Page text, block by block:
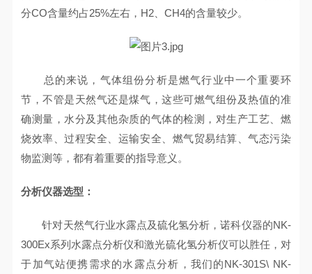
分CO含量约占25%左右，H2、CH4的含量较少。
总的来说，气体组份分析是燃气行业中一个重要环
节，不管是天然气还是煤气，这些可燃气组份及热值的准
确测量，水分及其他杂质的气体的检测，对生产工艺、燃
烧效率、过程安全、运输安全、燃气贸易结算、气态污染
物监测等，都有着重要的指导意义。
分析仪器选型：
针对天然气行业水露点及硫化氢分析，诺科仪器的NK-
300Ex系列水露点分析仪和激光硫化氢分析仪可以胜任，对
于加气站便携需求的水露点分析，我们的NK-301S\ NK-